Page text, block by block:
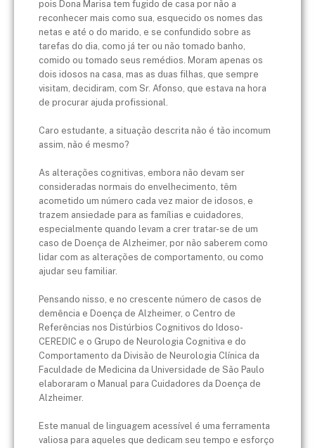
pois Dona Marisa tem fugido de casa por não a
reconhecer mais como sua, esquecido os nomes das
netas e até o do marido, e se confundido sobre as
tarefas do dia, como já ter ou não tomado banho,
comido ou tomado seus remédios. Moram apenas os
dois idosos na casa, mas as duas filhas, que sempre
visitam, decidiram, com Sr. Afonso, que estava na hora
de procurar ajuda profissional.
Caro estudante, a situação descrita não é tão incomum
assim, não é mesmo?
As alterações cognitivas, embora não devam ser
consideradas normais do envelhecimento, têm
acometido um número cada vez maior de idosos, e
trazem ansiedade para as famílias e cuidadores,
especialmente quando levam a crer tratar-se de um
caso de Doença de Alzheimer, por não saberem como
lidar com as alterações de comportamento, ou como
ajudar seu familiar.
Pensando nisso, e no crescente número de casos de
demência e Doença de Alzheimer, o Centro de
Referências nos Distúrbios Cognitivos do Idoso-
CEREDIC e o Grupo de Neurologia Cognitiva e do
Comportamento da Divisão de Neurologia Clínica da
Faculdade de Medicina da Universidade de São Paulo
elaboraram o Manual para Cuidadores da Doença de
Alzheimer.
Este manual de linguagem acessível é uma ferramenta
valiosa para aqueles que dedicam seu tempo e esforço